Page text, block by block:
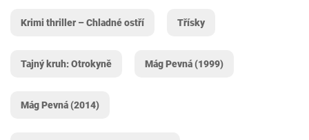
Krimi thriller – Chladné ostří Třísky
Tajný kruh: Otrokyně Mág Pevná (1999)
Mág Pevná (2014)